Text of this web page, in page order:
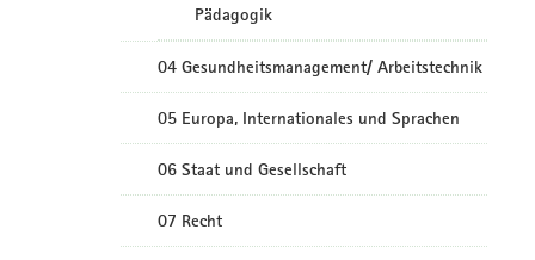
Pädagogik
04 Gesundheitsmanagement/ Arbeitstechnik
05 Europa, Internationales und Sprachen
06 Staat und Gesellschaft
07 Recht